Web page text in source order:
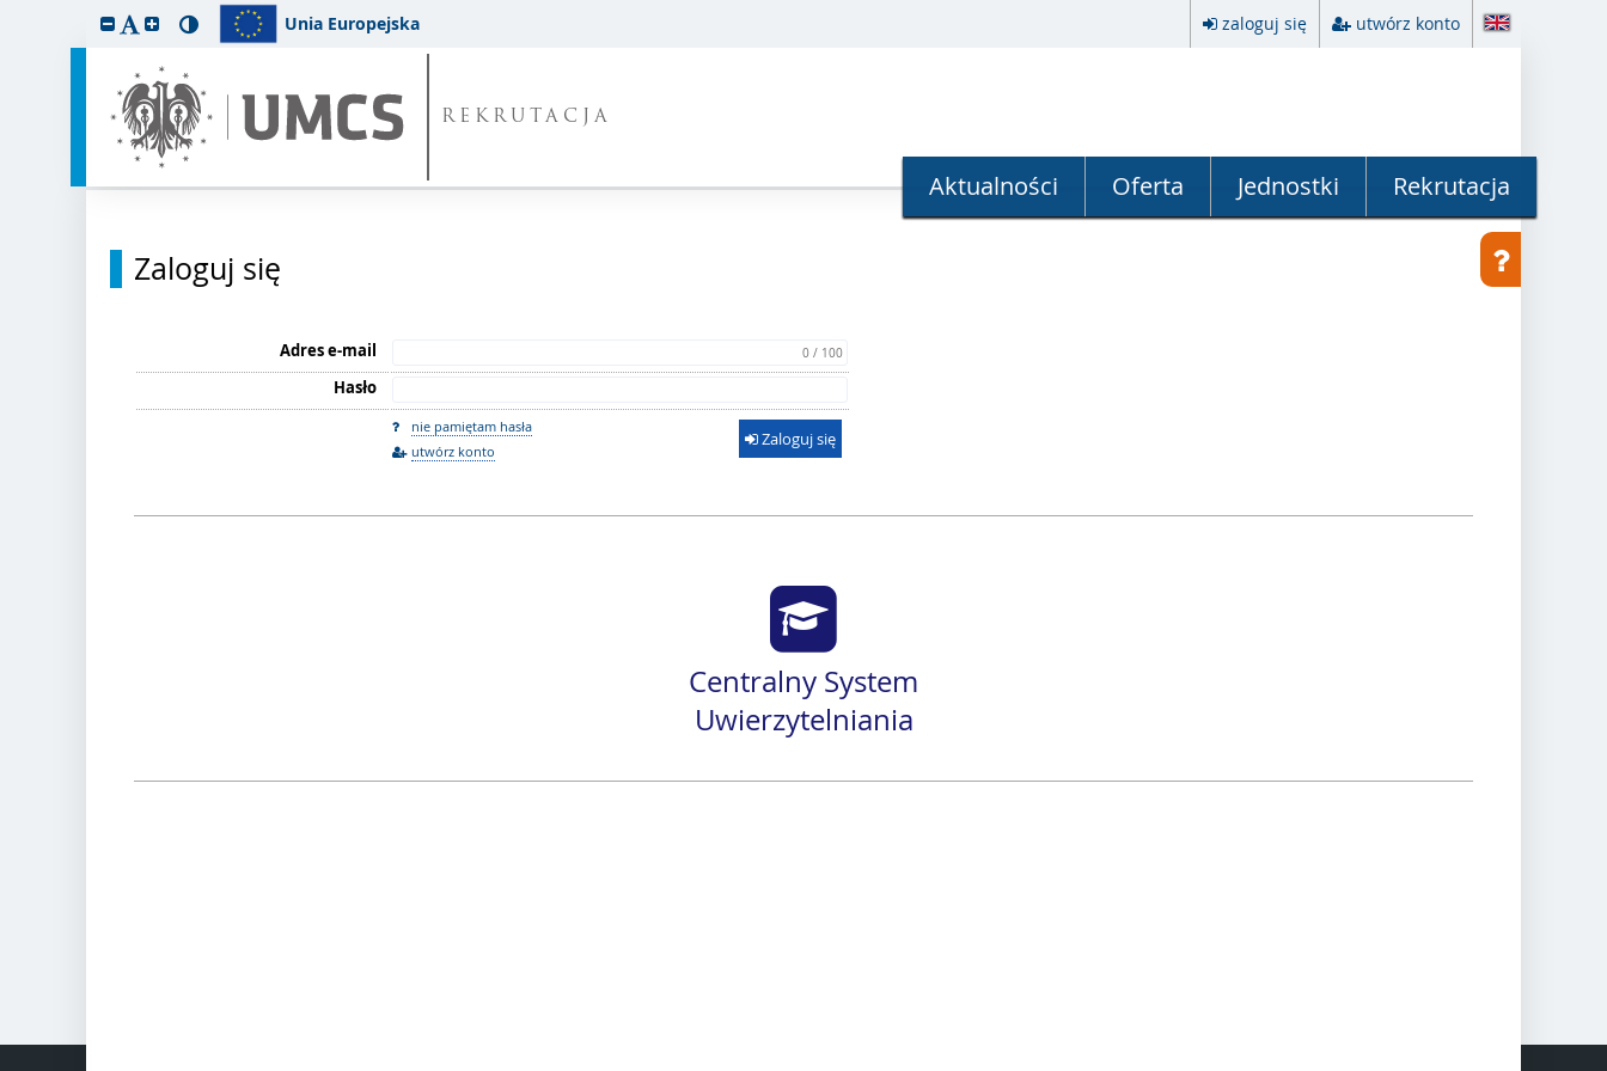
Unia Europejska zaloguj się utwórz konto
REKRUTACJA
Aktualności Oferta Jednostki Rekrutacja
Zaloguj się
Adres e-mail 0 / 100
Hasło
nie pamiętam hasła
utwórz konto
Zaloguj się
Centralny System
Uwierzytelniania